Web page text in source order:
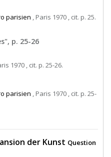
parisien , Paris 1970 , cit. p. 25.
p. 25-26
1970 , cit. p. 25-26.
parisien , Paris 1970 , cit. p. 25-
der Kunst Question